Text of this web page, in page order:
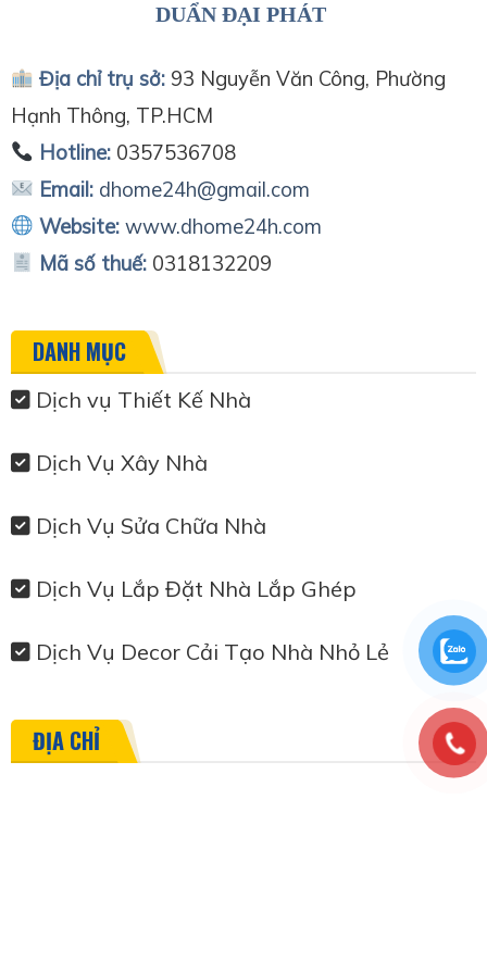
DUẨN ĐẠI PHÁT
Địa chỉ trụ sở:93 Nguyễn Văn Công, Phường
Hạnh Thông, TP.HCM
Hotline:0357536708
Email: dhome24h@gmail.com
Website: www.dhome24h.com
Mã số thuế: 0318132209
DANH MỤC
Dịch vụ Thiết Kế Nhà
Dịch Vụ Xây Nhà
Dịch Vụ Sửa Chữa Nhà
Dịch Vụ Lắp Đặt Nhà Lắp Ghép
Dịch Vụ Decor Cải Tạo Nhà Nhỏ Lẻ
ĐỊA CHỈ